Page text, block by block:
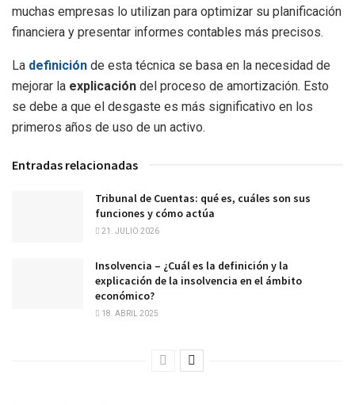
muchas empresas lo utilizan para optimizar su planificación
financiera y presentar informes contables más precisos.
La definición de esta técnica se basa en la necesidad de
mejorar la explicación del proceso de amortización. Esto
se debe a que el desgaste es más significativo en los
primeros años de uso de un activo.
Entradas relacionadas
Tribunal de Cuentas: qué es, cuáles son sus
funciones y cómo actúa
21. JULIO 2026
Insolvencia – ¿Cuál es la definición y la
explicación de la insolvencia en el ámbito
económico?
18. ABRIL 2025